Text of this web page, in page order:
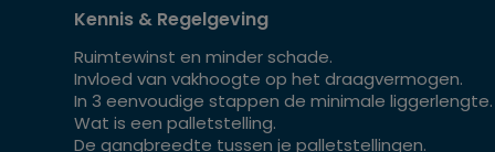
Kennis & Regelgeving
Ruimtewinst en minder schade.
Invloed van vakhoogte op het draagvermogen.
In 3 eenvoudige stappen de minimale liggerlengte.
Wat is een palletstelling.
De gangbreedte tussen je palletstellingen.